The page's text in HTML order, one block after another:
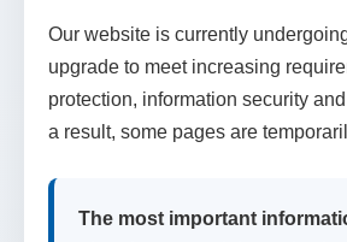
Our website is currently
upgrade to meet increasing
protection, information security
a result, some pages are
The most important